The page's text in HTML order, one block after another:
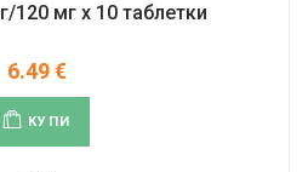
120 мг x 10 таблетки
6.49€
КУПИ